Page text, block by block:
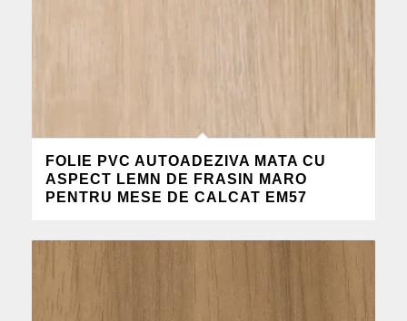
FOLIE PVC AUTOADEZIVA MATA CU
ASPECT LEMN DE FRASIN MARO
PENTRU MESE DE CALCAT EM57